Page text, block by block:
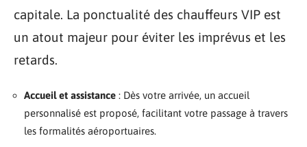
capitale. La ponctualité des chauffeurs VIP est
un atout majeur pour éviter les imprévus et les
retards.
Accueil et assistance : Dès votre arrivée, un accueil
personnalisé est proposé, facilitant votre passage à travers
les formalités aéroportuaires.